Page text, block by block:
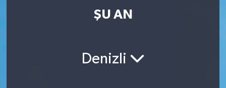
ŞU AN
Denizli
Son Dakika Haberleri